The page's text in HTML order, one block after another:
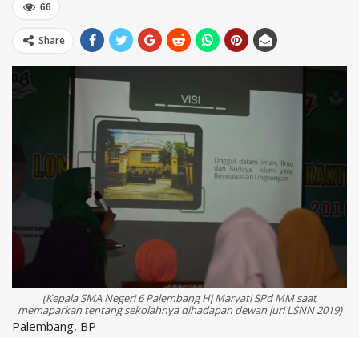
66
Share
(Kepala SMA Negeri 6 Palembang Hj Maryati SPd MM saat
memaparkan tentang sekolahnya dihadapan dewan juri LSNN 2019)
Palembang, BP